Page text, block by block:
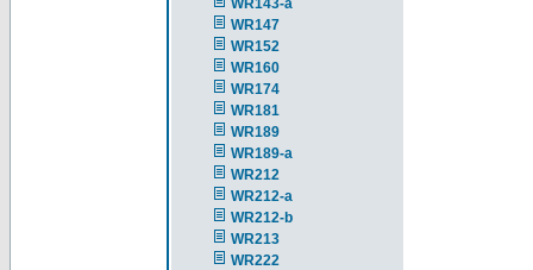
WR143-a
WR147
WR152
WR160
WR174
WR181
WR189
WR189-a
WR212
WR212-a
WR212-b
WR213
WR222